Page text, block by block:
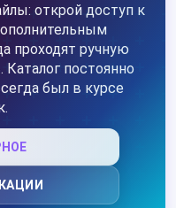
открой доступ к
проходят ручную
Каталог постоянно
был в курсе